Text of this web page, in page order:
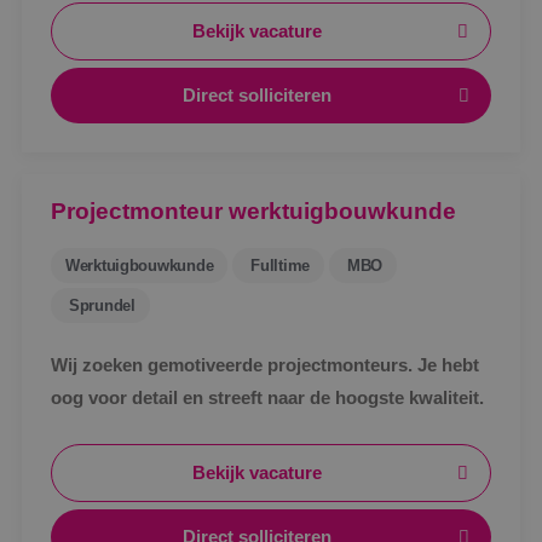
Bekijk vacature
Direct solliciteren
Projectmonteur werktuigbouwkunde
Werktuigbouwkunde Fulltime MBO
Sprundel
Wij zoeken gemotiveerde projectmonteurs. Je hebt
oog voor detail en streeft naar de hoogste kwaliteit.
Bekijk vacature
Direct solliciteren